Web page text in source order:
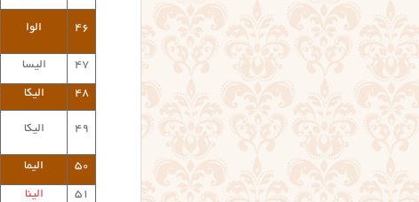
۴۶ الوا
۴۷ الیسا
۴۸ الیکا
۴۹ الیکا
۵۰ الیما
۵۱ الینا